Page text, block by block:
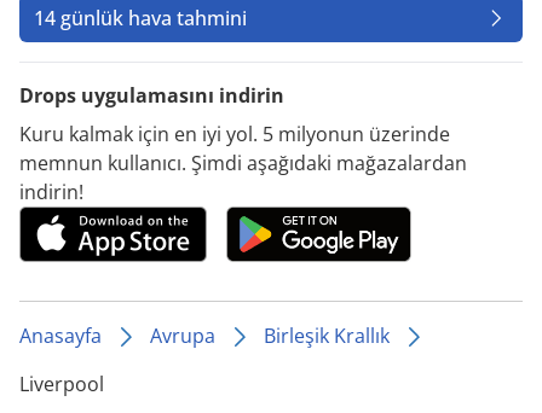
14 günlük hava tahmini
Drops uygulamasını indirin
Kuru kalmak için en iyi yol. 5 milyonun üzerinde
memnun kullanıcı. Şimdi aşağıdaki mağazalardan
indirin!
Anasayfa Avrupa
Birleşik Krallık
Liverpool